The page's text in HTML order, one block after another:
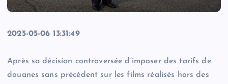
2025-05-06 13:31:49
Après sa décision controversée d’imposer des tarifs de
douanes sans précédent sur les films réalisés hors des